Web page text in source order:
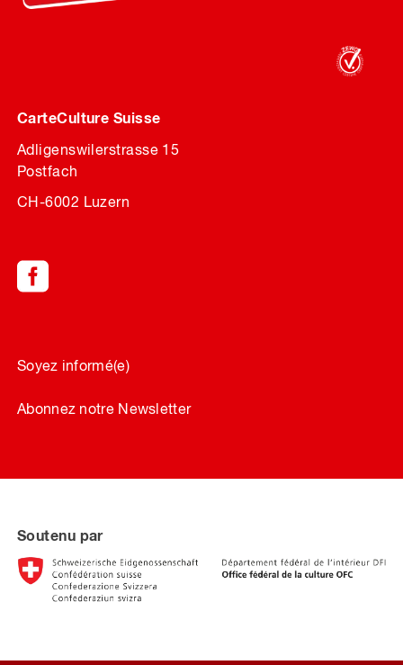
CarteCulture Suisse
Adligenswilerstrasse 15
Postfach
CH-6002 Luzern
Soyez informé(e)
Abonnez notre Newsletter
Soutenu par